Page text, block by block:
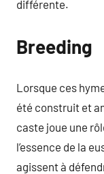
différente.
Breeding
Lorsque ces
été construit et
caste joue une
l’essence de la
agissent à